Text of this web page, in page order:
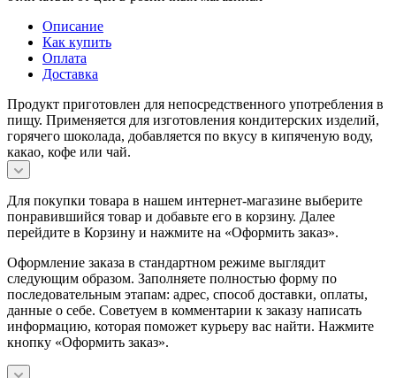
Описание
Как купить
Оплата
Доставка
Продукт приготовлен для непосредственного употребления в
пищу. Применяется для изготовления кондитерских изделий,
горячего шоколада, добавляется по вкусу в кипяченую воду,
какао, кофе или чай.
Для покупки товара в нашем интернет-магазине выберите
понравившийся товар и добавьте его в корзину. Далее
перейдите в Корзину и нажмите на «Оформить заказ».
Оформление заказа в стандартном режиме выглядит
следующим образом. Заполняете полностью форму по
последовательным этапам: адрес, способ доставки, оплаты,
данные о себе. Советуем в комментарии к заказу написать
информацию, которая поможет курьеру вас найти. Нажмите
кнопку «Оформить заказ».